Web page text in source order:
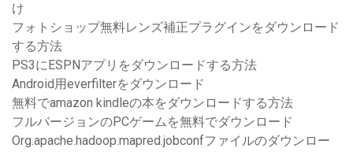
け
フォトショップ無料レンズ補正プラグインをダウンロード
する方法
PS3にESPNアプリをダウンロードする方法
Android用everfilterをダウンロード
無料でamazon kindleの本をダウンロードする方法
フルバージョンのPCゲームを無料でダウンロード
Org.apache.hadoop.mapred.jobconfファイルのダウンロー